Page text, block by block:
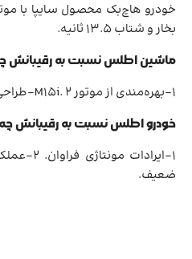
بخار و شتاب 13.5 ثانیه.
ماشین اطلس نسبت به رقیبانش چه
1-بهره‌مندی از موتور M15i. 2-طراحی بدنه جذاب. 3-کابین جادار.
خودرو اطلس نسبت به رقیبانش چه
ضعیف.